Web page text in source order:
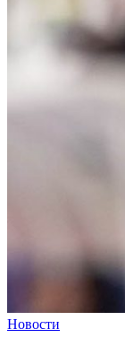
Новости